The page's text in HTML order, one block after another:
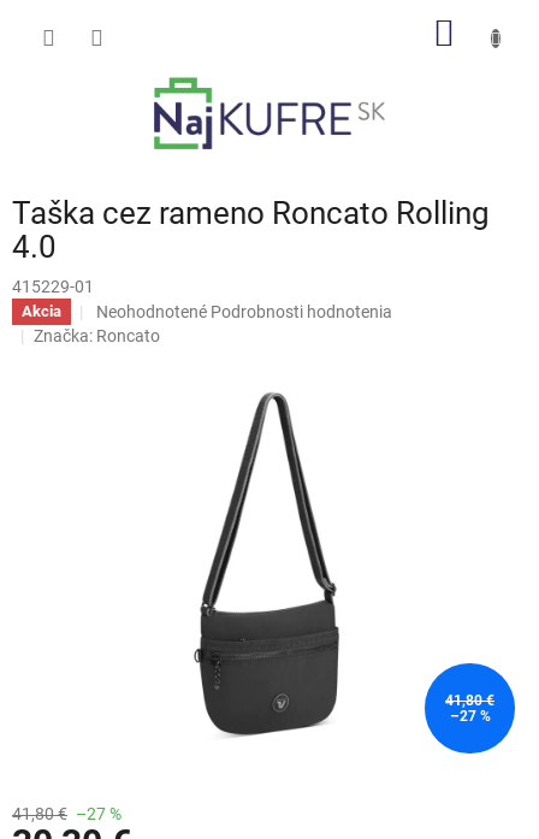
Taška cez rameno Roncato Rolling
4.0
415229-01
Akcia
Priemerné
hodnotenie
Neohodnotené Podrobnosti hodnotenia
Značka: Roncato
41,80 €
–27 %
41,80 € –27 %